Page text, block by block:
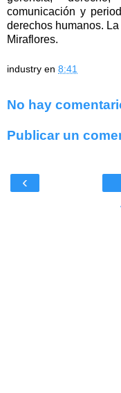
comunicación y
derechos humanos.
Miraflores.
industry en 8:41
No hay
Publicar un
‹